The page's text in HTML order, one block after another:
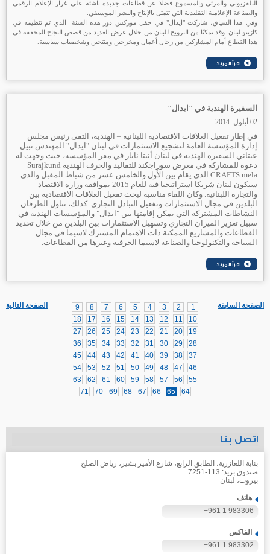
التلفزيوني والمرئي والمسموع فضلا عن قطاعات جديدة ناشئة على غرار الإعلام الرقمي
والصناعة الإعلامية التقليدية التي تتمثل بالإنتاج والنشر الموسيقي.
وفي هذا السياق، شاركت "ايدال" في حفل موركس دور هذه السنة الذي تم تنظيمه في
كازينو لبنان. وقد تمكنّا من الترويج للبنان من خلال عرض العديد من قصص النجاح المحققة في
هذا القطاع أمام المشاركين من رجال أعمال ومخرجين ومنتجين وشخصيات سياسية.
السفيرة الهندية في "ايدال"
02 أيلول. 2014
في إطار تفعيل العلاقات الاقتصادية اللبنانية – الهندية، التقى رئيس مجلس
إدارة المؤسسة العامة لتشجيع الاستثمارات في لبنان "ايدال" المهندس نبيل
عيتاني السفيرة الهندية في لبنان أنيتا نايار في مقر المؤسسة، حيث وجهت له
دعوة للمشاركة في معرض سوراجكند للتقاليد والحرف الهندية Surajkund
CRAFTS mela الذي يقام بين الأول والخامس عشر من شباط المقبل والذي
سيكون لبنان شريكا استراتيجيا فيه للعام 2015 بموافقة وزارة الاقتصاد
والتجارة اللبنانية. وكان اللقاء مناسبة لبحث تفعيل العلاقات الاقتصادية بين
البلدين في مجال الاستثمارات وتفعيل التبادل التجاري. كذلك، تناول الطرفان
النشاطات المشتركة التي يمكن إقامتها بين "ايدال" والمؤسسات الهندية في
سبيل تعزيز الميزان التجاري وتسهيل الاستثمارات بين البلدين من خلال تحديد
القطاعات والمشاريع الممكنة ذات الاهتمام المشترك لاسيما في مجال
السياحة والتكنولوجيا والصناعة لاسيما الحرفية وغيرها من القطاعات.
الصفحة التالية 1
2
3
4
5
6
7
8
9
10
11
12
13
14
15
16
17
18
19
20
21
22
23
24
25
26
27
28
29
30
31
32
33
34
35
36
37
38
39
40
41
42
43
44
45
46
47
48
49
50
51
52
53
54
55
56
57
58
59
60
61
62
63
64
65
66
67
68
69
70
71
الصفحة السابقة
اتصل بنا
بناية اللعازرية، الطابق الرابع، شارع الأمير بشير، رياض الصلح
صندوق بريد: 113-7251
بيروت، لبنان
هاتف
+961 1 983306
الفاكس
+961 1 983302